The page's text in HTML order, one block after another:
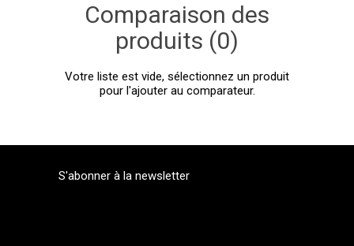
Comparaison des
produits (0)
Votre liste est vide, sélectionnez un produit
pour l'ajouter au comparateur.
S'abonner à la newsletter